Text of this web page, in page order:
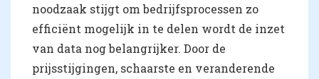
noodzaak stijgt om bedrijfsprocessen zo
efficiënt mogelijk in te delen wordt de inzet
van data nog belangrijker. Door de
prijsstijgingen, schaarste en veranderende